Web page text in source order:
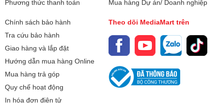
công tại nhà.
phí đầu tư và hóa đơn tiền điện
Phương thức thanh toán
Mua hàng Dự án/ Doanh nghiệp
Chính sách bảo hành
Tra cứu bảo hành
Giao hàng và lắp đặt
Hướng dẫn mua hàng Online
Mua hàng trả góp
Quy chế hoạt động
In hóa đơn điện tử
Theo dõi MediaMart trên